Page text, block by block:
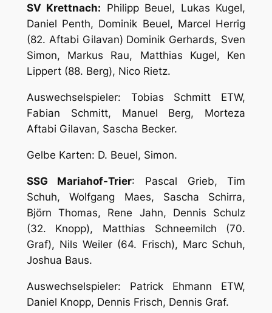
SV Krettnach: Philipp Beuel, Lukas Kugel,
Daniel Penth, Dominik Beuel, Marcel Herrig
(82. Aftabi Gilavan) Dominik Gerhards, Sven
Simon, Markus Rau, Matthias Kugel, Ken
Lippert (88. Berg), Nico Rietz.
Auswechselspieler: Tobias Schmitt ETW,
Fabian Schmitt, Manuel Berg, Morteza
Aftabi Gilavan, Sascha Becker.
Gelbe Karten: D. Beuel, Simon.
SSG Mariahof-Trier: Pascal Grieb, Tim
Schuh, Wolfgang Maes, Sascha Schirra,
Björn Thomas, Rene Jahn, Dennis Schulz
(32. Knopp), Matthias Schneemilch (70.
Graf), Nils Weiler (64. Frisch), Marc Schuh,
Joshua Baus.
Auswechselspieler: Patrick Ehmann ETW,
Daniel Knopp, Dennis Frisch, Dennis Graf.